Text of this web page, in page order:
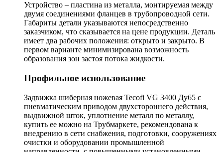
Устройство – пластина из металла, монтируемая между
двумя соединениями фланцев в трубопроводной сети.
Габариты детали указываются непосредственно
заказчиком, что сказывается на цене продукции. Деталь
имеет два рабочих положения: открыто и закрыто. В
первом варианте минимизирована возможность
образования зон застоя потока жидкости.
Профильное использование
Задвижка шиберная ножевая Tecofi VG 3400 Ду65 с
пневматическим приводом двухстороннего действия,
выдвижной шток, уплотнение металл по металлу,
купить ее можно на Трубмаркете, рекомендована к
внедрению в сети снабжения, подготовки, сооружениях
очистки и оборудовании промышленной